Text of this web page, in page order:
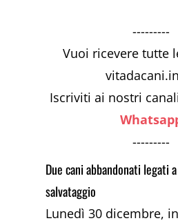
---------
Vuoi ricevere tutte
Iscriviti ai nostri
---------
Due cani abbandonati legati
salvataggio
Lunedì 30 dicembre,